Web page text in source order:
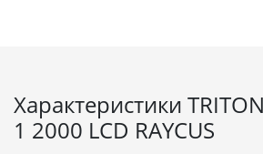
Характеристики
1 2000 LCD RAYCUS